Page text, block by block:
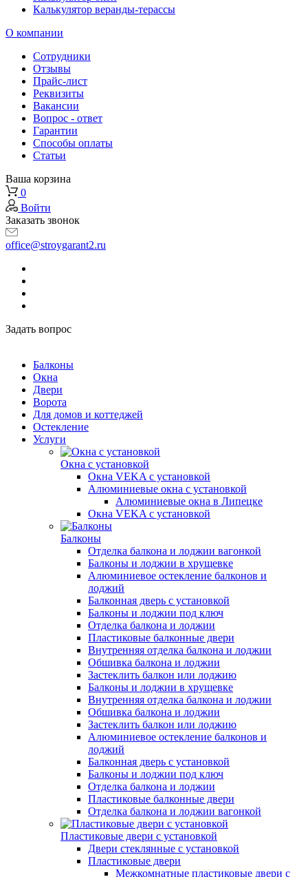
Калькулятор веранды-терассы
О компании
Сотрудники
Отзывы
Прайс-лист
Реквизиты
Вакансии
Вопрос - ответ
Гарантии
Способы оплаты
Статьи
Ваша корзина
0
Войти
Заказать звонок
office@stroygarant2.ru
Задать вопрос
Балконы
Окна
Двери
Ворота
Для домов и коттеджей
Остекление
Услуги
Окна с установкой
Окна VEKA с установкой
Алюминиевые окна с установкой
Алюминиевые окна в Липецке
Окна VEKA с установкой
Балконы
Отделка балкона и лоджии вагонкой
Балконы и лоджии в хрущевке
Алюминиевое остекление балконов и
лоджий
Балконная дверь с установкой
Балконы и лоджии под ключ
Отделка балкона и лоджии
Пластиковые балконные двери
Внутренняя отделка балкона и лоджии
Обшивка балкона и лоджии
Застеклить балкон или лоджию
Балконы и лоджии в хрущевке
Внутренняя отделка балкона и лоджии
Обшивка балкона и лоджии
Застеклить балкон или лоджию
Алюминиевое остекление балконов и
лоджий
Балконная дверь с установкой
Балконы и лоджии под ключ
Отделка балкона и лоджии
Пластиковые балконные двери
Отделка балкона и лоджии вагонкой
Пластиковые двери с установкой
Двери стеклянные с установкой
Пластиковые двери
Межкомнатные пластиковые двери с